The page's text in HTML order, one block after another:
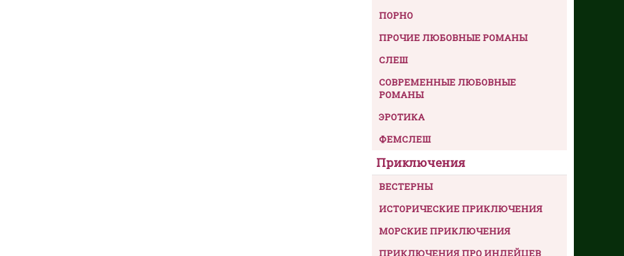
ПОРНО
ПРОЧИЕ ЛЮБОВНЫЕ РОМАНЫ
СЛЕШ
СОВРЕМЕННЫЕ ЛЮБОВНЫЕ
РОМАНЫ
ЭРОТИКА
ФЕМСЛЕШ
Приключения
ВЕСТЕРНЫ
ИСТОРИЧЕСКИЕ ПРИКЛЮЧЕНИЯ
МОРСКИЕ ПРИКЛЮЧЕНИЯ
ПРИКЛЮЧЕНИЯ ПРО ИНДЕЙЦЕВ